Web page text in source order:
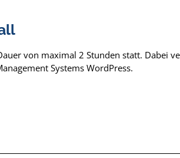
von maximal 2 Stunden statt. Dabei
Systems WordPress.